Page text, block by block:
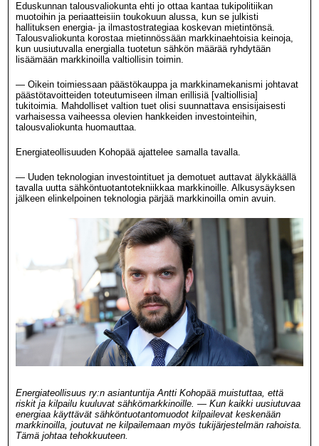
Eduskunnan talousvaliokunta ehti jo ottaa kantaa tukipolitiikan
muotoihin ja periaatteisiin toukokuun alussa, kun se julkisti
hallituksen energia- ja ilmastostrategiaa koskevan mietintönsä.
Talousvaliokunta korostaa mietinnössään markkinaehtoisia keinoja,
kun uusiutuvalla energialla tuotetun sähkön määrää ryhdytään
lisäämään markkinoilla valtiollisin toimin.
— Oikein toimiessaan päästökauppa ja markkinamekanismi johtavat
päästötavoitteiden toteutumiseen ilman erillisiä [valtiollisia]
tukitoimia. Mahdolliset valtion tuet olisi suunnattava ensisijaisesti
varhaisessa vaiheessa olevien hankkeiden investointeihin,
talousvaliokunta huomauttaa.
Energiateollisuuden Kohopää ajattelee samalla tavalla.
— Uuden teknologian investointituet ja demotuet auttavat älykkäällä
tavalla uutta sähköntuotantotekniikkaa markkinoille. Alkusysäyksen
jälkeen elinkelpoinen teknologia pärjää markkinoilla omin avuin.
Energiateollisuus ry:n asiantuntija Antti Kohopää muistuttaa, että
riskit ja kilpailu kuuluvat sähkömarkkinoille. — Kun kaikki uusiutuvaa
energiaa käyttävät sähköntuotantomuodot kilpailevat keskenään
markkinoilla, joutuvat ne kilpailemaan myös tukijärjestelmän rahoista.
Tämä johtaa tehokkuuteen.